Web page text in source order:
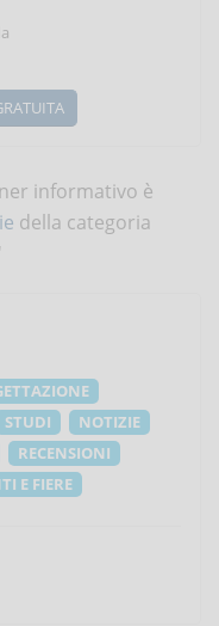
informativo è
della categoria
STUDI
NOTIZIE
RECENSIONI
E FIERE